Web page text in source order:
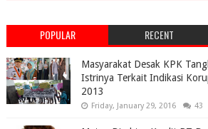
POPULAR RECENT
Masyarakat Desak KPK
Istrinya Terkait Indikasi
2013
Friday, January 29, 2016 43